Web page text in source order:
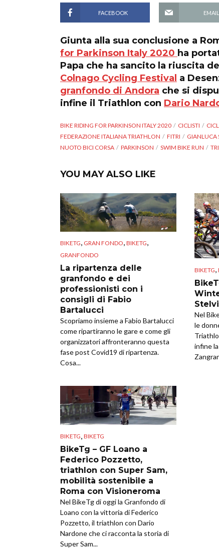
FACEBOOK EMAIL
Giunta alla sua conclusione a
for Parkinson Italy 2020 ha
Papa che ha sancito la riuscita
Colnago Cycling Festival a
granfondo di Andora che si
infine il Triathlon con Dario
BIKE RIDING FOR PARKINSON ITALY 2020 CICLISTI
FEDERAZIONE ITALIANA TRIATHLON
FITRI GIANLUCA
NUOTO BICI CORSA
PARKINSON SWIM BIKE RUN
YOU MAY ALSO LIKE
BIKETG, GRAN FONDO, BIKETG,
GRANFONDO
La ripartenza delle
granfondo e dei
professionisti con i
consigli di Fabio
Bartalucci
Scopriamo insieme a Fabio Bartalucci
come ripartiranno le gare e come gli
organizzatori affronteranno questa
fase post Covid19 di ripartenza.
Cosa...
BIKETG
Nel
le
infine
BIKETG BIKETG
BikeTg – GF Loano a
Federico Pozzetto,
triathlon con Super Sam,
mobilità sostenibile a
Roma con Visioneroma
Nel BikeTg di oggi la Granfondo di
Loano con la vittoria di Federico
Pozzetto, il triathlon con Dario
Nardone che ci racconta la storia di
Super Sam...